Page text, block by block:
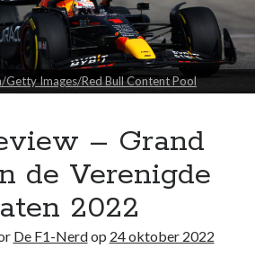
Formule 1
de McLaren-achtervleugel niet zwart/wit is
van Bahrein 2024
enkel uit hebzucht, ondanks de
Images/Red Bull Content Pool
– Grand
de Verenigde
2022
De F1-Nerdop 24 oktober 2022